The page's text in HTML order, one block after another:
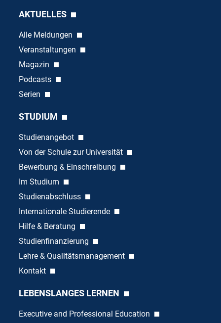
AKTUELLES
Alle Meldungen
Veranstaltungen
Magazin
Podcasts
Serien
STUDIUM
Studienangebot
Von der Schule zur Universität
Bewerbung & Einschreibung
Im Studium
Studienabschluss
Internationale Studierende
Hilfe & Beratung
Studienfinanzierung
Lehre & Qualitätsmanagement
Kontakt
LEBENSLANGES LERNEN
Executive and Professional Education